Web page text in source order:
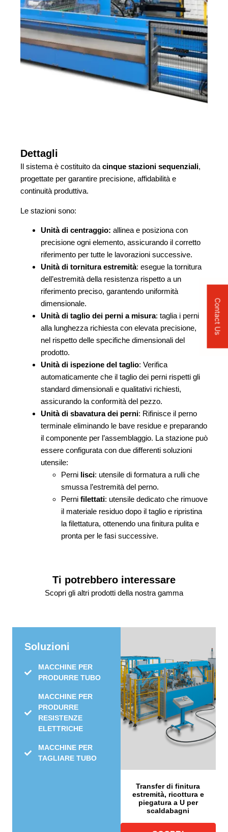
Dettagli
Il sistema è costituito da cinque stazioni sequenziali,
progettate per garantire precisione, affidabilità e
continuità produttiva.
Le stazioni sono:
Unità di centraggio: allinea e posiziona con
precisione ogni elemento, assicurando il corretto
riferimento per tutte le lavorazioni successive.
Unità di tornitura estremità: esegue la tornitura
dell’estremità della resistenza rispetto a un
riferimento preciso, garantendo uniformità
dimensionale.
Unità di taglio dei perni a misura: taglia i perni
alla lunghezza richiesta con elevata precisione,
nel rispetto delle specifiche dimensionali del
prodotto.
Unità di ispezione del taglio: Verifica
automaticamente che il taglio dei perni rispetti gli
standard dimensionali e qualitativi richiesti,
assicurando la conformità del pezzo.
Unità di sbavatura dei perni: Rifinisce il perno
terminale eliminando le bave residue e preparando
il componente per l’assemblaggio. La stazione può
essere configurata con due differenti soluzioni
utensile:
Perni lisci: utensile di formatura a rulli che
smussa l’estremità del perno.
Perni filettati: utensile dedicato che rimuove
il materiale residuo dopo il taglio e ripristina
la filettatura, ottenendo una finitura pulita e
pronta per le fasi successive.
Ti potrebbero interessare
Scopri gli altri prodotti della nostra gamma
Soluzioni
MACCHINE PER
PRODURRE TUBO
MACCHINE PER
PRODURRE
RESISTENZE
ELETTRICHE
MACCHINE PER
TAGLIARE TUBO
Transfer di finitura
estremità, ricottura e
piegatura a U per
scaldabagni
Contact Us